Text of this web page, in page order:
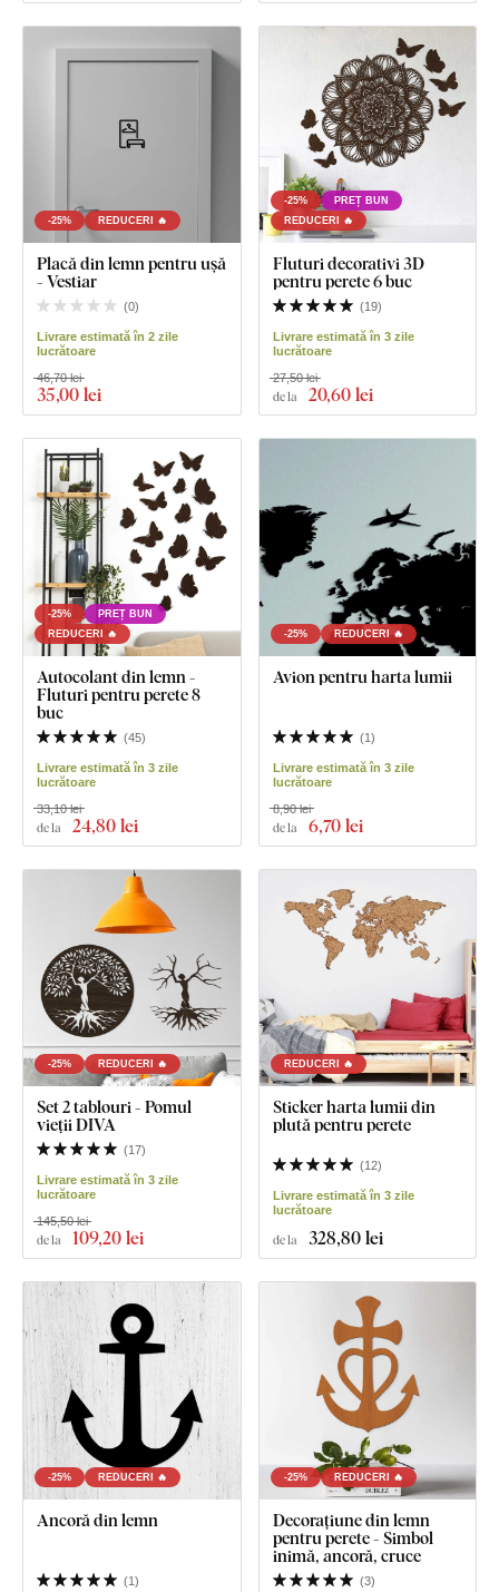
-25% REDUCERI 🔥
Placă din lemn pentru ușă
- Vestiar
(0)
Livrare estimată în 2 zile
lucrătoare
35,00 lei
46,70 lei
-25%
PREȚ BUN
REDUCERI 🔥
Fluturi decorativi 3D
pentru perete 6 buc
(19)
Livrare estimată în 3 zile
lucrătoare
de la 20,60 lei
27,50 lei
-25%
PREȚ BUN
REDUCERI 🔥
Autocolant din lemn -
Fluturi pentru perete 8
buc
(45)
Livrare estimată în 3 zile
lucrătoare
de la 24,80 lei
33,10 lei
-25% REDUCERI 🔥
Avion pentru harta lumii
(1)
Livrare estimată în 3 zile
lucrătoare
de la 6,70 lei
8,90 lei
-25% REDUCERI 🔥
Set 2 tablouri - Pomul
vieții DIVA
(17)
Livrare estimată în 3 zile
lucrătoare
de la 109,20 lei
145,50 lei
REDUCERI 🔥
Sticker harta lumii din
plută pentru perete
(12)
Livrare estimată în 3 zile
lucrătoare
de la 328,80 lei
-25% REDUCERI 🔥
Ancoră din lemn
(1)
-25% REDUCERI 🔥
Decorațiune din lemn
pentru perete - Simbol
inimă, ancoră, cruce
(3)